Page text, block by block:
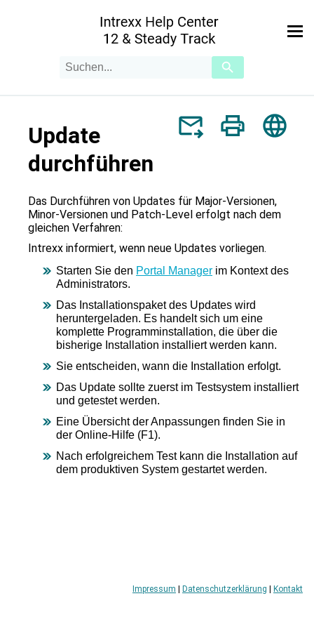
Zu Hauptinhalt springen
Verwende
die
oben
und
Ergebnis
auszuwählen.
Drücke
Eingabetaste,
zum
Suchergebnis
zu
gelangen.
Benutzer
Touchgeräten
können
Touch-
Streichgesten
Update
durchführen
Das Durchführen von Updates für Major-Versionen,
Minor-Versionen und Patch-Level erfolgt nach dem
gleichen Verfahren:
Intrexx informiert, wenn neue Updates vorliegen.
Starten Sie den Portal Manager im Kontext des
Administrators.
Das Installationspaket des Updates wird
heruntergeladen. Es handelt sich um eine
komplette Programminstallation, die über die
bisherige Installation installiert werden kann.
Sie entscheiden, wann die Installation erfolgt.
Das Update sollte zuerst im Testsystem installiert
und getestet werden.
Eine Übersicht der Anpassungen finden Sie in
der Online-Hilfe (F1).
Nach erfolgreichem Test kann die Installation auf
dem produktiven System gestartet werden.
Impressum | Datenschutzerklärung | Kontakt